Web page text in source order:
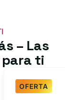
– Las
para ti
OFERTA